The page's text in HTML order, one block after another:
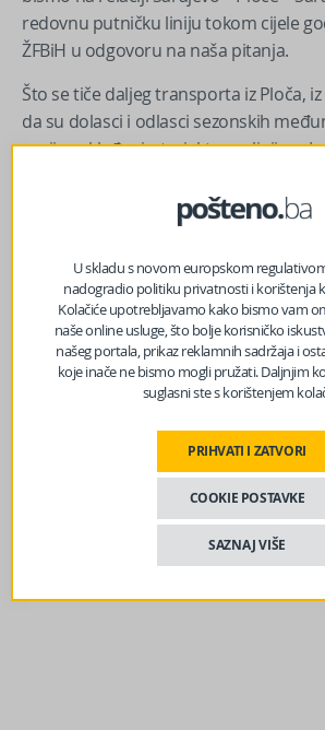
redovnu putničku liniju tokom cijele
ŽFBiH u odgovoru na naša pitanja.
Što se tiče daljeg transporta iz Ploča,
da su dolasci i odlasci sezonskih
ranije usklađeni s trajektnom linijom
Jadrolinija može prilagoditi svoje linije
odlaska vozova u Ploče.
Izvor vijesti:haber.ba
FacebookMessenger
Twitter
U skladu s novom europskom
nadogradio politiku privatnosti i korištenja
Kolačiće upotrebljavamo kako bismo vam
naše online usluge, što bolje korisničko
našeg portala, prikaz reklamnih sadržaja i
koje inače ne bismo mogli pružati. Daljnjim
suglasni ste s korištenjem
PRIHVATI I ZATVORI
COOKIE POSTAVKE
SAZNAJ VIŠE